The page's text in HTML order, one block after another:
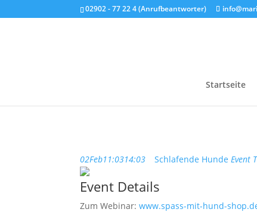
02902 - 77 22 4 (Anrufbeantworter)
Startseite
02Feb11:0314:03 Schlafende Hunde Event
Event Details
Zum Webinar:www.spass-mit-hund-